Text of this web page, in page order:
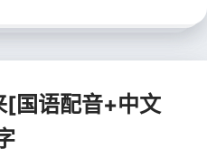
[国语配音+中文